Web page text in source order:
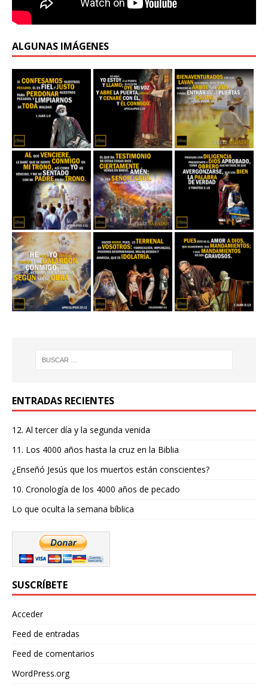
ALGUNAS IMÁGENES
ENTRADAS RECIENTES
12. Al tercer día y la segunda venida
11. Los 4000 años hasta la cruz en la Biblia
¿Enseñó Jesús que los muertos están conscientes?
10. Cronología de los 4000 años de pecado
Lo que oculta la semana bíblica
SUSCRÍBETE
Acceder
Feed de entradas
Feed de comentarios
WordPress.org